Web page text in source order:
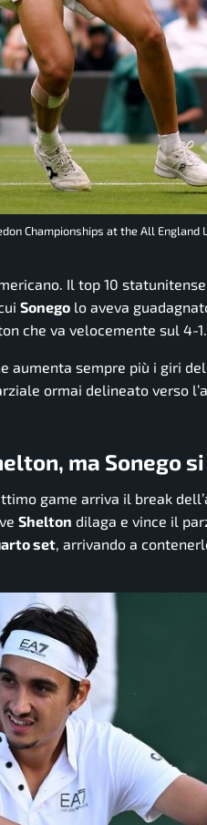
Championships at the All England
Il top 10
Sonego lo aveva
che va velocemente sul 4-1.
aumenta sempre più i giri
ormai delineato verso
ma Sonego
game arriva il break
Shelton dilaga e vince il
set, arrivando a